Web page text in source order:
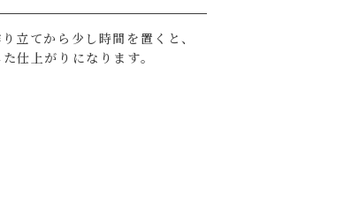
立てから少し時間を置くと、
仕上がりになります。